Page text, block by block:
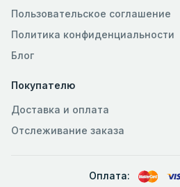
Пользовательское соглашение
Политика конфиденциальности
Блог
Покупателю
Доставка и оплата
Отслеживание заказа
Оплата: